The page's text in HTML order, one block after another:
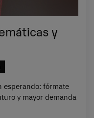
y
esperando: fórmate
y mayor demanda